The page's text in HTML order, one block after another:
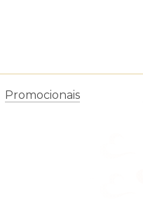
Promocionais